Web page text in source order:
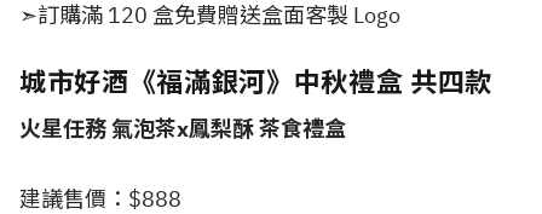
➣訂購滿 120 盒免費贈送盒面客製 Logo
城市好酒《福滿銀河》中秋禮盒 共四款
火星任務 氣泡茶x鳳梨酥 茶食禮盒
建議售價：$888